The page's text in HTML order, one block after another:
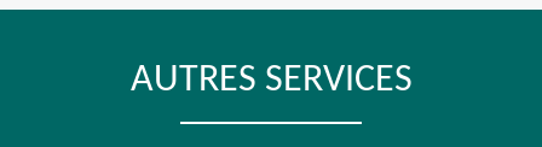
AUTRES SERVICES